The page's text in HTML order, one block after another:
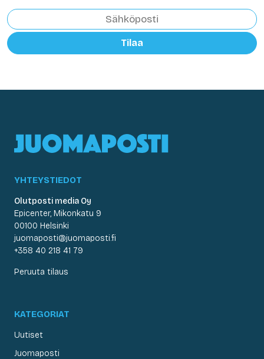
Tilaa
YHTEYSTIEDOT
Olutposti media Oy
Epicenter, Mikonkatu 9
00100 Helsinki
juomaposti@juomaposti.fi
+358 40 218 41 79
Peruuta tilaus
KATEGORIAT
Uutiset
Juomaposti